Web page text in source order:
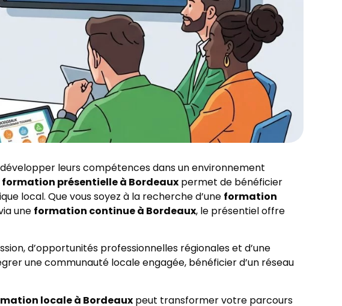
leurs compétences dans un environnement
formation présentielle à Bordeaux permet de bénéficier
local. Que vous soyez à la recherche d’une formation
une formation continue à Bordeaux, le présentiel offre
d’opportunités professionnelles régionales et d’une
une communauté locale engagée, bénéficier d’un réseau
locale à Bordeaux peut transformer votre parcours